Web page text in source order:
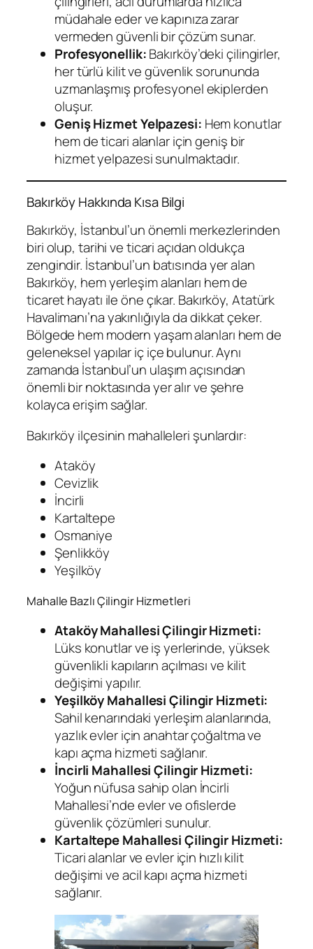
müdahale eder ve kapınıza zarar
vermeden güvenli bir çözüm sunar.
Profesyonellik:Bakırköy’deki çilingirler,
her türlü kilit ve güvenlik sorununda
uzmanlaşmış profesyonel ekiplerden
oluşur.
Geniş Hizmet Yelpazesi: Hem konutlar
hem de ticari alanlar için geniş bir
hizmet yelpazesi sunulmaktadır.
Bakırköy Hakkında Kısa Bilgi
Bakırköy, İstanbul’un önemli merkezlerinden
biri olup, tarihi ve ticari açıdan oldukça
zengindir. İstanbul’un batısında yer alan
Bakırköy, hem yerleşim alanları hem de
ticaret hayatı ile öne çıkar. Bakırköy, Atatürk
Havalimanı’na yakınlığıyla da dikkat çeker.
Bölgede hem modern yaşam alanları hem de
geleneksel yapılar iç içe bulunur. Aynı
zamanda İstanbul’un ulaşım açısından
önemli bir noktasında yer alır ve şehre
kolayca erişim sağlar.
Bakırköy ilçesinin mahalleleri şunlardır:
Ataköy
Cevizlik
İncirli
Kartaltepe
Osmaniye
Şenlikköy
Yeşilköy
Mahalle Bazlı Çilingir Hizmetleri
Ataköy Mahallesi Çilingir Hizmeti:
Lüks konutlar ve iş yerlerinde, yüksek
güvenlikli kapıların açılması ve kilit
değişimi yapılır.
Yeşilköy Mahallesi Çilingir Hizmeti:
Sahil kenarındaki yerleşim alanlarında,
yazlık evler için anahtar çoğaltma ve
kapı açma hizmeti sağlanır.
İncirli Mahallesi Çilingir Hizmeti:
Yoğun nüfusa sahip olan İncirli
Mahallesi’nde evler ve ofislerde
güvenlik çözümleri sunulur.
Kartaltepe Mahallesi Çilingir Hizmeti:
Ticari alanlar ve evler için hızlı kilit
değişimi ve acil kapı açma hizmeti
sağlanır.